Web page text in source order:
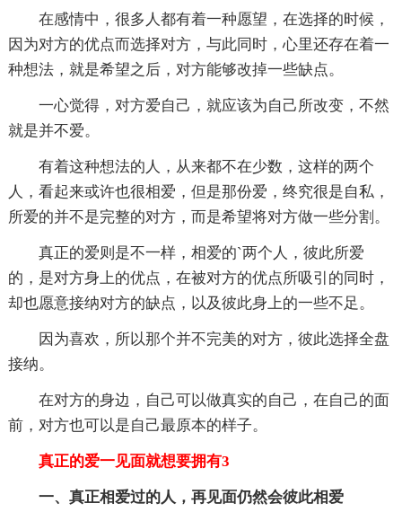
在感情中，很多人都有着一种愿望，在选择的时候，
因为对方的优点而选择对方，与此同时，心里还存在着一
种想法，就是希望之后，对方能够改掉一些缺点。
一心觉得，对方爱自己，就应该为自己所改变，不然
就是并不爱。
有着这种想法的人，从来都不在少数，这样的两个
人，看起来或许也很相爱，但是那份爱，终究很是自私，
所爱的并不是完整的对方，而是希望将对方做一些分割。
真正的爱则是不一样，相爱的`两个人，彼此所爱
的，是对方身上的优点，在被对方的优点所吸引的同时，
却也愿意接纳对方的缺点，以及彼此身上的一些不足。
因为喜欢，所以那个并不完美的对方，彼此选择全盘
接纳。
在对方的身边，自己可以做真实的自己，在自己的面
前，对方也可以是自己最原本的样子。
真正的爱一见面就想要拥有3
一、真正相爱过的人，再见面仍然会彼此相爱